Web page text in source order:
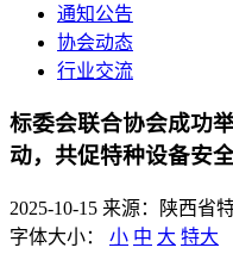
通知公告
协会动态
行业交流
标委会联合协会成功
动，共促特种设备安
2025-10-15 来源：陕西省
字体大小： 小 中 大 特大